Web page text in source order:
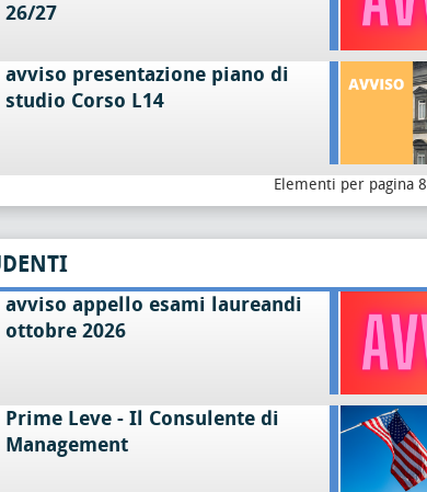
26/27
avviso presentazione piano di
studio Corso L14
Elementi per pagina 8
avviso appello esami laureandi
ottobre 2026
Prime Leve - Il Consulente di
Management